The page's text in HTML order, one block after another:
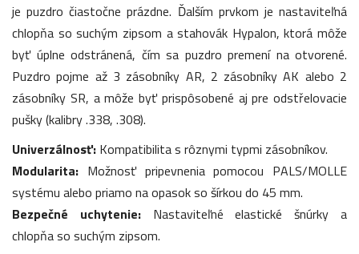
je puzdro čiastočne prázdne. Ďalším prvkom je nastaviteľná
chlopňa so suchým zipsom a stahovák Hypalon, ktorá môže
byť úplne odstránená, čím sa puzdro premení na otvorené.
Puzdro pojme až 3 zásobníky AR, 2 zásobníky AK alebo 2
zásobníky SR, a môže byť prispôsobené aj pre odstřelovacie
pušky (kalibry .338, .308).
Univerzálnosť: Kompatibilita s rôznymi typmi zásobníkov.
Modularita: Možnosť pripevnenia pomocou PALS/MOLLE
systému alebo priamo na opasok so šírkou do 45 mm.
Bezpečné uchytenie: Nastaviteľné elastické šnúrky a
chlopňa so suchým zipsom.